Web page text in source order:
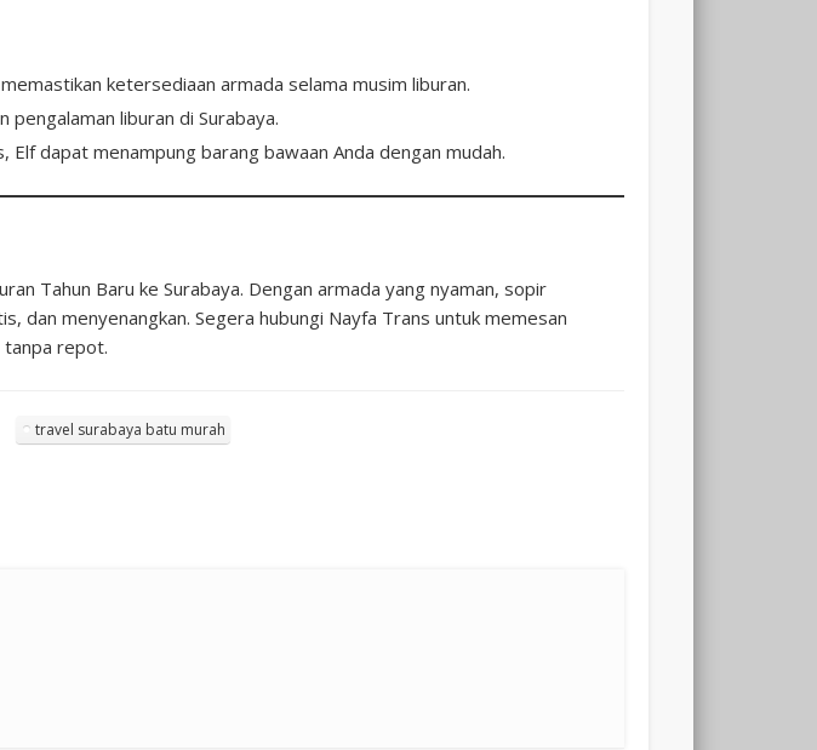
ketersediaan armada selama musim liburan.
pengalaman liburan di Surabaya.
Elf dapat menampung barang bawaan Anda dengan mudah.
Tahun Baru ke Surabaya. Dengan armada yang nyaman, sopir
dan menyenangkan. Segera hubungi Nayfa Trans untuk memesan
tanpa repot.
travel surabaya batu murah